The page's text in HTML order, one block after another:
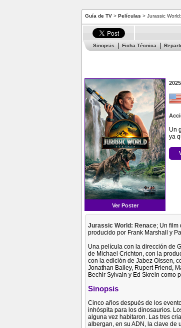
Guía de TV > Películas > Jurassic
Sinopsis Ficha Técnica
Ver Poster
2025
Un
ya
Jurassic World: Renace; Un film
producido por Frank Marshall y
Una película con la dirección de
de Michael Crichton, con la
con la edición de Jabez Olssen,
Jonathan Bailey, Rupert Friend,
Bechir Sylvain y Ed Skrein como
Sinopsis
Cinco años después de los
inhóspita para los dinosaurios.
alguna vez habitaron. Las tres
albergan, en su ADN, la clave de